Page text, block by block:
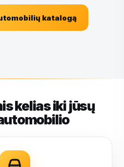
katalogą
kelias iki jūsų